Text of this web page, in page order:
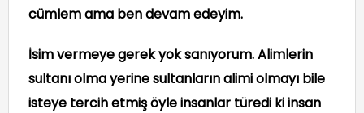
cümlem ama ben devam edeyim.
İsim vermeye gerek yok sanıyorum. Alimlerin
sultanı olma yerine sultanların alimi olmayı bile
isteye tercih etmiş öyle insanlar türedi ki insan